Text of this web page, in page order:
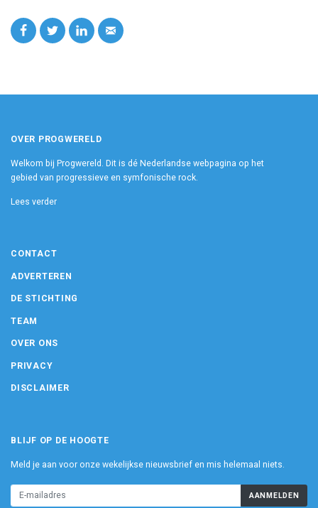
OVER PROGWERELD
Welkom bij Progwereld. Dit is dé Nederlandse webpagina op het
gebied van progressieve en symfonische rock.
Lees verder
CONTACT
ADVERTEREN
DE STICHTING
TEAM
OVER ONS
PRIVACY
DISCLAIMER
BLIJF OP DE HOOGTE
Meld je aan voor onze wekelijkse nieuwsbrief en mis helemaal niets.
AANMELDEN